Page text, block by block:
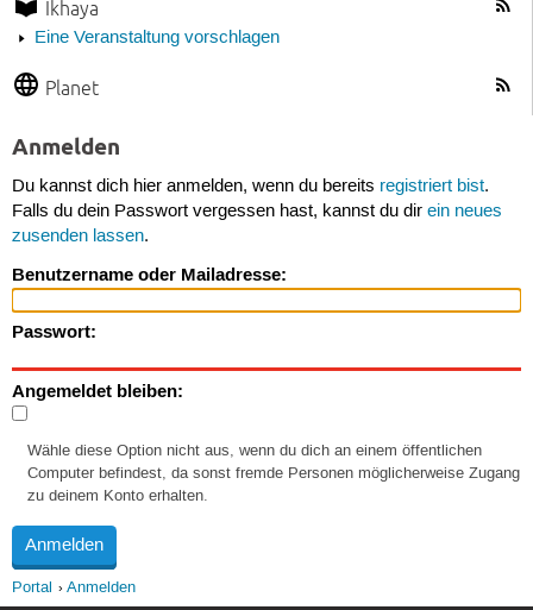
Ikhaya
Eine Veranstaltung vorschlagen
Planet
Anmelden
Du kannst dich hier anmelden, wenn du bereits registriert bist.
Falls du dein Passwort vergessen hast, kannst du dir ein neues
zusenden lassen.
Benutzername oder Mailadresse:
Passwort:
Angemeldet bleiben:
Wähle diese Option nicht aus, wenn du dich an einem öffentlichen
Computer befindest, da sonst fremde Personen möglicherweise Zugang
zu deinem Konto erhalten.
Portal Anmelden